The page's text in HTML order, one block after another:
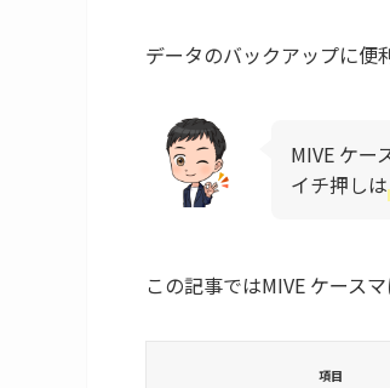
データのバックアップに便
MIVE ケー
イチ押しは
この記事ではMIVE ケース
項目